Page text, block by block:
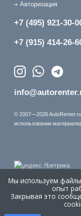
Авторизация
+7 (495) 921-30-
+7 (915) 414-26-
© 2007—2026
использовании
Время генерации
Мы используем
опыт
Закрывая это